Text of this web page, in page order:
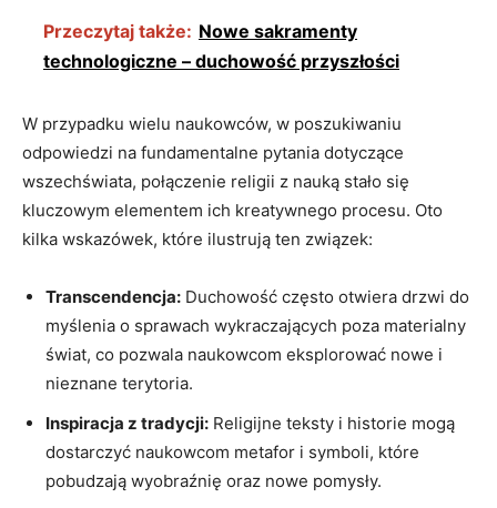
Przeczytaj także: Nowe sakramenty
technologiczne – duchowość przyszłości
W przypadku wielu naukowców, w poszukiwaniu
odpowiedzi na fundamentalne pytania dotyczące
wszechświata, połączenie religii z nauką stało się
kluczowym elementem ich kreatywnego procesu. Oto
kilka wskazówek, które ilustrują ten związek:
Transcendencja: Duchowość często otwiera drzwi do
myślenia o sprawach wykraczających poza materialny
świat, co pozwala naukowcom eksplorować nowe i
nieznane terytoria.
Inspiracja z tradycji: Religijne teksty i historie mogą
dostarczyć naukowcom metafor i symboli, które
pobudzają wyobraźnię oraz nowe pomysły.